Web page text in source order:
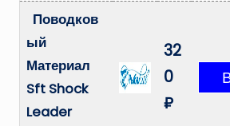
Поводков
ый
Материал
Sft Shock
Leader
32
0
₽